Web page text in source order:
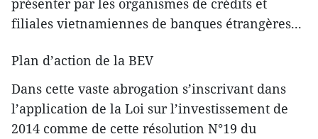
présenter par les organismes de crédits et
filiales vietnamiennes de banques étrangères...
Plan d’action de la BEV
Dans cette vaste abrogation s’inscrivant dans
l’application de la Loi sur l’investissement de
2014 comme de cette résolution N°19 du